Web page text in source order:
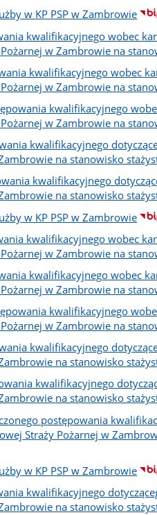
w KP PSP w Zambrowie
kwalifikacyjnego wobec
w Zambrowie na
kwalifikacyjnego wobec
w Zambrowie na
kwalifikacyjnego
w Zambrowie na
kwalifikacyjnego
na stanowisko
kwalifikacyjnego
na stanowisko
w KP PSP w Zambrowie
kwalifikacyjnego wobec
w Zambrowie na
kwalifikacyjnego wobec
w Zambrowie na
kwalifikacyjnego
w Zambrowie na
kwalifikacyjnego
na stanowisko
kwalifikacyjnego
na stanowisko
postępowania
Straży Pożarnej w
w KP PSP w Zambrowie
kwalifikacyjnego
na stanowisko